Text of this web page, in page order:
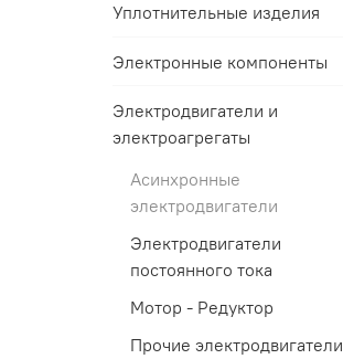
Уплотнительные изделия
Электронные компоненты
Электродвигатели и
электроагрегаты
Асинхронные
электродвигатели
Электродвигатели
постоянного тока
Мотор - Редуктор
Прочие электродвигатели